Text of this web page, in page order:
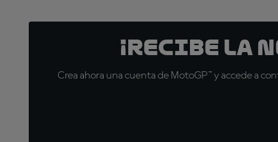
¡Recibe la
Crea ahora una cuenta de MotoGP™ y accede a